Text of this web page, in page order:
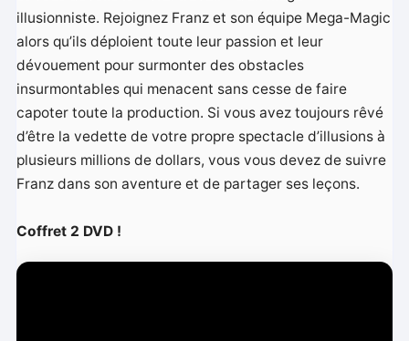
illusionniste. Rejoignez Franz et son équipe Mega-Magic
alors qu’ils déploient toute leur passion et leur
dévouement pour surmonter des obstacles
insurmontables qui menacent sans cesse de faire
capoter toute la production. Si vous avez toujours rêvé
d’être la vedette de votre propre spectacle d’illusions à
plusieurs millions de dollars, vous vous devez de suivre
Franz dans son aventure et de partager ses leçons.
Coffret 2 DVD !